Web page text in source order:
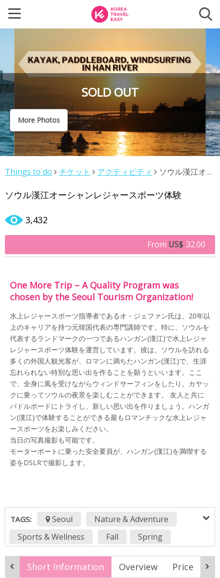
SOLD OUT
More Photos
Things to do チケット アクティビティ
ソウル漢江オー
ソウル漢江オーシャンレジャースポーツ体験
3,432
From US$ 32.00
One More Trip – A Quality Program was
chosen by the Seoul Tourism Organization!
水上レジャースポーツ指導者であるオ・ジェファン氏は、20年以
上のキャリアを持つ元韓国代表の専門講師です。特に、ソウルを
代表するランドマークの一つであるハンガン(漢江)で水上レジャ
レジャースポーツ体験を運営しています。彼は、ソウルを訪れる
多くの外国人観光客が、ロマンに満ちたハンガン(漢江)で、生涯
忘れられない特別な思い出を作ることを願うといいます。ここ
で、全身に風を受けながらウィンドサーフィンをしたり、カヤッ
クに乗ってソウルの夜景を楽しむことができます。 友人と共に
パドルボードにトライし、新しい思い出を作りましょう。ハンガ
ン(漢江)で体験することができる最もロマンチックな水上レジャ
ースポーツをお楽しみください。
当日の写真撮影も可能です。
モーターボートに乗った安全要員が、ハンガン(漢江)を満喫する
姿をDSLRで撮影します。
TAGS: Seoul
Nature & Adventure
Sports & Wellness
Fall
Spring
Summer
activities JP
activity JP
culture JP
experience JP
han river JP
Short Information Overview Price